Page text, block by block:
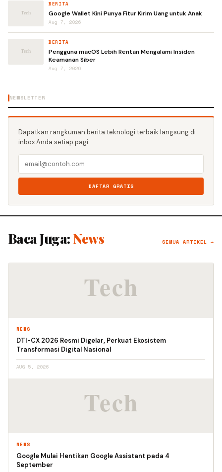
BERITA
Google Wallet Kini Punya Fitur Kirim Uang untuk Anak
Aug 7, 2026
BERITA
Pengguna macOS Lebih Rentan Mengalami Insiden
Keamanan Siber
Aug 7, 2026
NEWSLETTER
Dapatkan rangkuman berita teknologi terbaik langsung di
inbox Anda setiap pagi.
DAFTAR GRATIS
Baca Juga: News SEMUA ARTIKEL →
NEWS
DTI-CX 2026 Resmi Digelar, Perkuat Ekosistem
Transformasi Digital Nasional
AUG 5, 2026
NEWS
Google Mulai Hentikan Google Assistant pada 4
September